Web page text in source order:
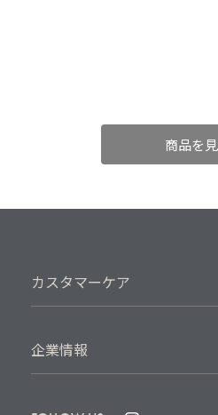
商品を
カスタマーケア
企業情報